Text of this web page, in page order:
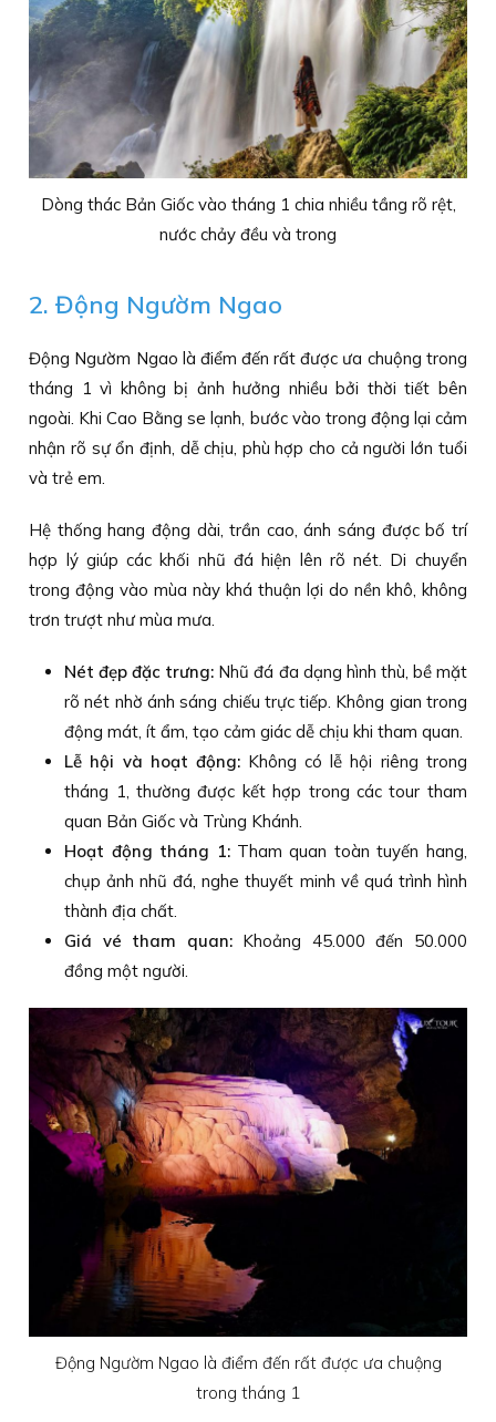
Dòng thác Bản Giốc vào tháng 1 chia nhiều tầng rõ rệt,
nước chảy đều và trong
2. Động Ngườm Ngao
Động Ngườm Ngao là điểm đến rất được ưa chuộng trong
tháng 1 vì không bị ảnh hưởng nhiều bởi thời tiết bên
ngoài. Khi Cao Bằng se lạnh, bước vào trong động lại cảm
nhận rõ sự ổn định, dễ chịu, phù hợp cho cả người lớn tuổi
và trẻ em.
Hệ thống hang động dài, trần cao, ánh sáng được bố trí
hợp lý giúp các khối nhũ đá hiện lên rõ nét. Di chuyển
trong động vào mùa này khá thuận lợi do nền khô, không
trơn trượt như mùa mưa.
Nét đẹp đặc trưng: Nhũ đá đa dạng hình thù, bề mặt
rõ nét nhờ ánh sáng chiếu trực tiếp. Không gian trong
động mát, ít ẩm, tạo cảm giác dễ chịu khi tham quan.
Lễ hội và hoạt động: Không có lễ hội riêng trong
tháng 1, thường được kết hợp trong các tour tham
quan Bản Giốc và Trùng Khánh.
Hoạt động tháng 1: Tham quan toàn tuyến hang,
chụp ảnh nhũ đá, nghe thuyết minh về quá trình hình
thành địa chất.
Giá vé tham quan: Khoảng 45.000 đến 50.000
đồng một người.
Động Ngườm Ngao là điểm đến rất được ưa chuộng
trong tháng 1